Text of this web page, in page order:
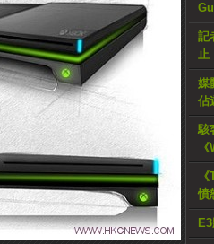
記
止
媒
佔
駭
憤